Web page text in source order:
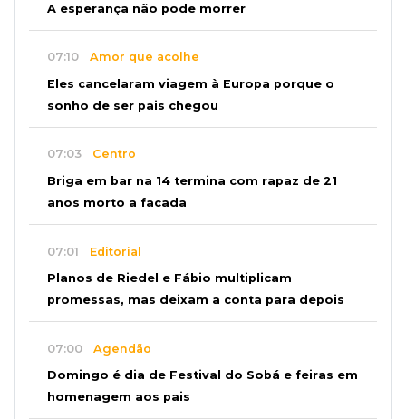
A esperança não pode morrer
07:10 Amor que acolhe
Eles cancelaram viagem à Europa porque o
sonho de ser pais chegou
07:03 Centro
Briga em bar na 14 termina com rapaz de 21
anos morto a facada
07:01 Editorial
Planos de Riedel e Fábio multiplicam
promessas, mas deixam a conta para depois
07:00 Agendão
Domingo é dia de Festival do Sobá e feiras em
homenagem aos pais